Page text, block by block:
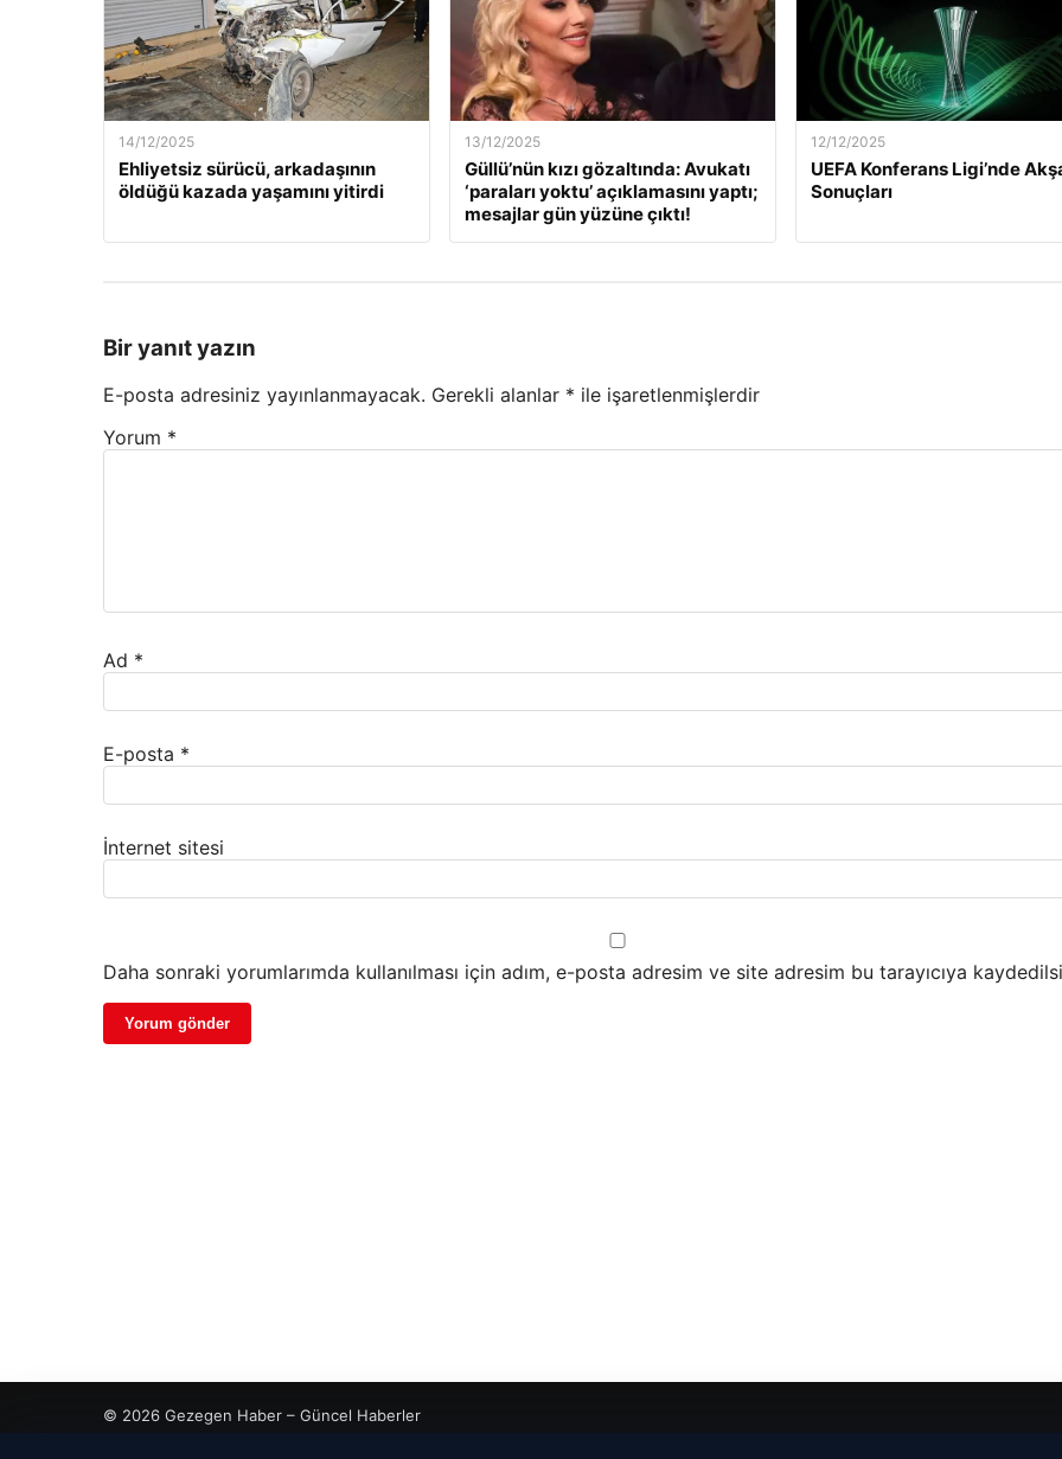
14/12/2025
Ehliyetsiz sürücü, arkadaşının
öldüğü kazada yaşamını yitirdi
13/12/2025
Güllü’nün kızı gözaltında: Avukatı
‘paraları yoktu’ açıklamasını yaptı;
mesajlar gün yüzüne çıktı!
12/12/2025
UEFA Konferans Ligi’nde
Sonuçları
Bir yanıt yazın
E-posta adresiniz yayınlanmayacak. Gerekli alanlar * ile işaretlenmişlerdir
Yorum *
Ad *
E-posta *
İnternet sitesi
Daha sonraki yorumlarımda kullanılması için adım, e-posta adresim ve site adresim bu tarayıcıya
© 2026 Gezegen Haber – Güncel Haberler